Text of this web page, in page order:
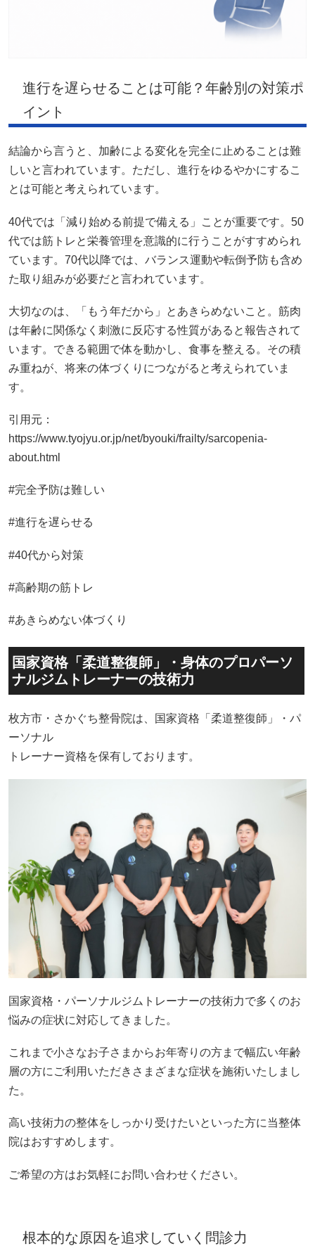
進行を遅らせることは可能？年齢別の対策ポ
イント
結論から言うと、加齢による変化を完全に止めることは難
しいと言われています。ただし、進行をゆるやかにするこ
とは可能と考えられています。
40代では「減り始める前提で備える」ことが重要です。50
代では筋トレと栄養管理を意識的に行うことがすすめられ
ています。70代以降では、バランス運動や転倒予防も含め
た取り組みが必要だと言われています。
大切なのは、「もう年だから」とあきらめないこと。筋肉
は年齢に関係なく刺激に反応する性質があると報告されて
います。できる範囲で体を動かし、食事を整える。その積
み重ねが、将来の体づくりにつながると考えられていま
す。
引用元：
https://www.tyojyu.or.jp/net/byouki/frailty/sarcopenia-
about.html
#完全予防は難しい
#進行を遅らせる
#40代から対策
#高齢期の筋トレ
#あきらめない体づくり
国家資格「柔道整復師」・身体のプロパーソ
ナルジムトレーナーの技術力
枚方市・さかぐち整骨院は、国家資格「柔道整復師」・パ
ーソナル
トレーナー資格を保有しております。
国家資格・パーソナルジムトレーナーの技術力で多くのお
悩みの症状に対応してきました。
これまで小さなお子さまからお年寄りの方まで幅広い年齢
層の方にご利用いただきさまざまな症状を施術いたしまし
た。
高い技術力の整体をしっかり受けたいといった方に当整体
院はおすすめします。
ご希望の方はお気軽にお問い合わせください。
根本的な原因を追求していく問診力